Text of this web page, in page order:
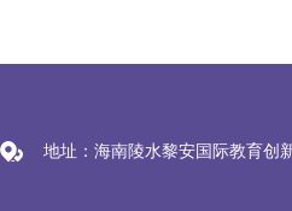
地址：海南陵水黎安国际教育创